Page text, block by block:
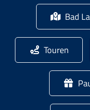
Bad
Touren